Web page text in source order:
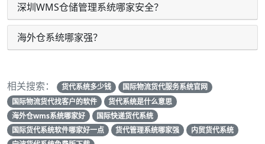
深圳WMS仓储管理系统哪家安全？
海外仓系统哪家强？
相关搜索： 货代系统多少钱
国际物流货代服务系统官网
国际物流货代找客户的软件
货代系统是什么意思
海外仓wms系统哪家好
国际快递货代系统
国际货代系统软件哪家好一点
货代管理系统哪家强
内贸货代系统